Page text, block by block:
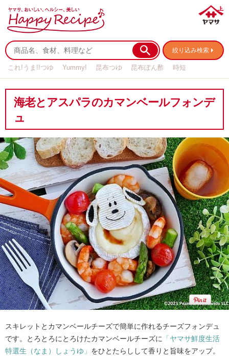
絞り込み検索
これ!うま!!つゆ Yummy! 昆布つゆ 昆布ぽん酢
時短
海老とアスパラのカマンベールフォンデ
ュ
スキレットとカマンベールチーズで簡単に作れるチーズフォンデュ
です。とろとろにとろけたカマンベールチーズに 「ヤマサ鮮度生活
特選生（なま）しょうゆ」 をひとたらしして香りと旨味をアップ。